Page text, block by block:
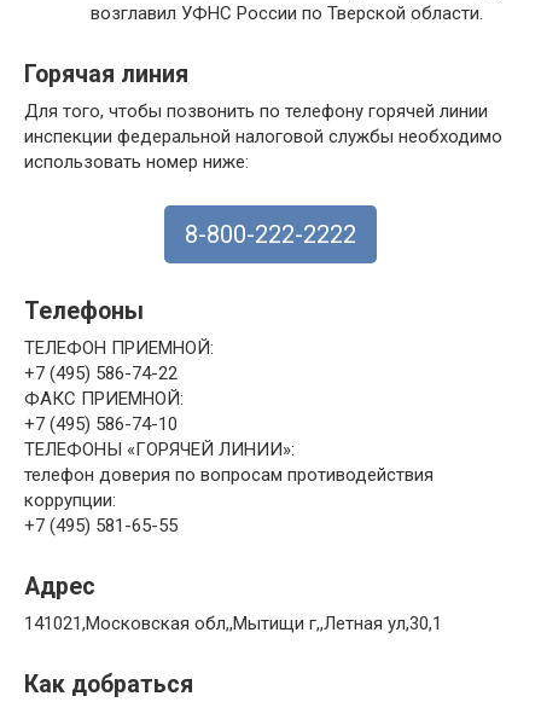
возглавил УФНС России по Тверской области.
Горячая линия
Для того, чтобы позвонить по телефону горячей линии
инспекции федеральной налоговой службы необходимо
использовать номер ниже:
8-800-222-2222
Телефоны
ТЕЛЕФОН ПРИЕМНОЙ:
+7 (495) 586-74-22
ФАКС ПРИЕМНОЙ:
+7 (495) 586-74-10
ТЕЛЕФОНЫ «ГОРЯЧЕЙ ЛИНИИ»:
телефон доверия по вопросам противодействия
коррупции:
+7 (495) 581-65-55
Адрес
141021,Московская обл,,Мытищи г,,Летная ул,30,1
Как добраться